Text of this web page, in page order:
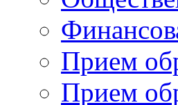
Прием
Прием